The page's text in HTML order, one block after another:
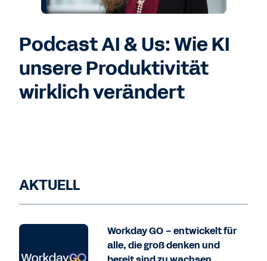
Podcast AI & Us: Wie KI
unsere Produktivität
wirklich verändert
AKTUELL
Workday GO – entwickelt für
alle, die groß denken und